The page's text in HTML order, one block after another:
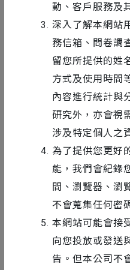
動、客戶服務及
深入了解本網站
務信箱、問卷調
留您所提供的姓
方式及使用時間
內容進行統計與
研究外，亦會視
涉及特定個人之
為了提供您更好
能，我們會紀錄
間、瀏覽器、瀏
不會蒐集任何密
本網站可能會接
向您投放或發送
告。但本公司不
林呈軒 二棲設計
深耕動態設計領域多年，
Disney、IKEA、Gogoro
等操刀動畫與視覺。更曾
文博會...等，作品風格多
點、金點、MUSE、IDA